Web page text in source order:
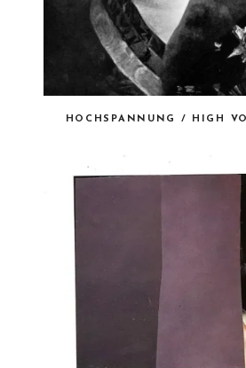
HOCHSPANNUNG / HIGH